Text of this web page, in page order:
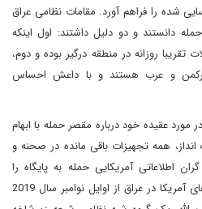
شده را فراهم آورد. مقامات نظامی عراق
دانستند و دو دلیل داشتند: اول اینکه
روزانه در منطقه درگیر بوده و دوم،
ترکمن و عرب هستند و با داعش احساس
مورد عقیده خود درباره مقصر حمله با ابهام
همه تجهیزات باقی مانده در صحنه و
اطلاعاتی آمریکایی حمله به پایگاه را
بخشی از حملات مداوم به پایگاه های آمریکا در عراق از اوایل نوامبر سال 2019